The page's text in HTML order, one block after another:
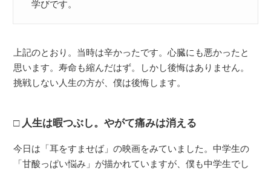
学びです。
上記のとおり。当時は辛かったです。心臓にも悪かったと
思います。寿命も縮んだはず。しかし後悔はありません。
挑戦しない人生の方が、僕は後悔します。
人生は暇つぶし。やがて痛みは消える
今日は「耳をすませば」の映画をみていました。中学生の
「甘酸っぱい悩み」が描かれていますが、僕も中学生でし